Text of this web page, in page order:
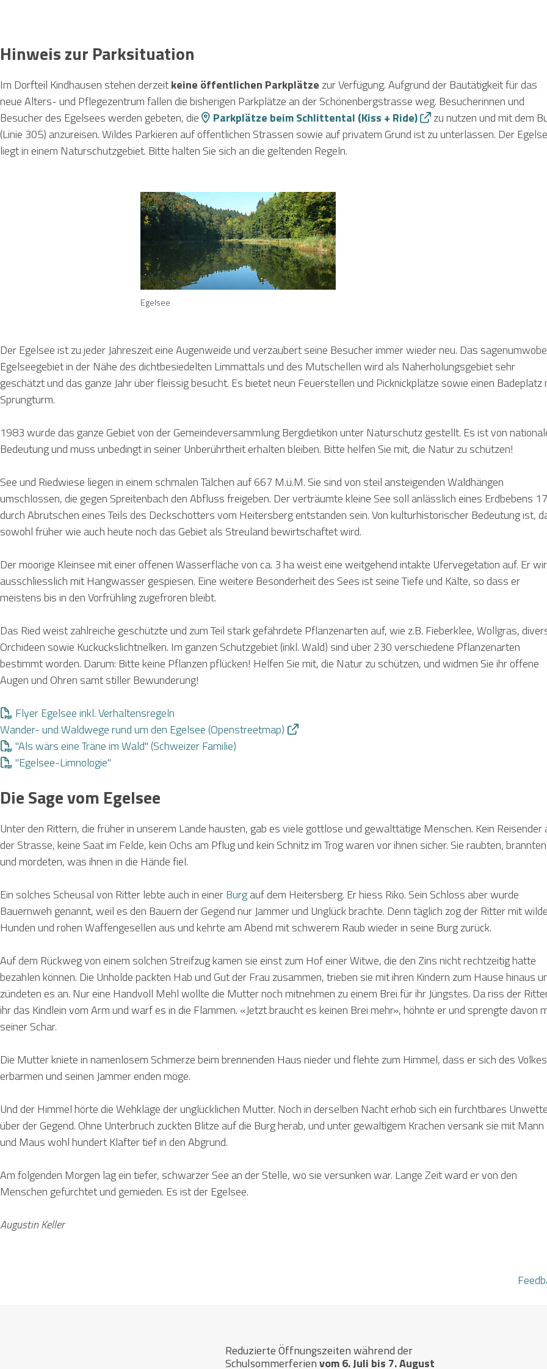
Hinweis zur Parksituation
Im Dorfteil Kindhausen stehen derzeitkeine öffentlichen Parkplätze zur Verfügung. Aufgrund der Bautätigkeit für das
neue Alters- und Pflegezentrum fallen die bisherigen Parkplätze an der Schönenbergstrasse weg. Besucherinnen und
Besucher des Egelsees werden gebeten, die
Parkplätze beim Schlittental (Kiss + Ride)
zu nutzen und mit dem
(Linie 305) anzureisen. Wildes Parkieren auf öffentlichen Strassen sowie auf privatem Grund ist zu unterlassen. Der
liegt in einem Naturschutzgebiet. Bitte halten Sie sich an die geltenden Regeln.
Egelsee
Der Egelsee ist zu jeder Jahreszeit eine Augenweide und verzaubert seine Besucher immer wieder neu. Das
Egelseegebiet in der Nähe des dichtbesiedelten Limmattals und des Mutschellen wird als Naherholungsgebiet sehr
geschätzt und das ganze Jahr über fleissig besucht. Es bietet neun Feuerstellen und Picknickplätze sowie einen Badeplatz
Sprungturm.
1983 wurde das ganze Gebiet von der Gemeindeversammlung Bergdietikon unter Naturschutz gestellt. Es ist von
Bedeutung und muss unbedingt in seiner Unberührtheit erhalten bleiben. Bitte helfen Sie mit, die Natur zu schützen!
See und Riedwiese liegen in einem schmalen Tälchen auf667 M.ü.M. Sie sind von steil ansteigenden Waldhängen
umschlossen, die gegen Spreitenbach den Abfluss freigeben. Der verträumte kleine See soll anlässlich eines Erdbebens
durch Abrutschen eines Teils des Deckschotters vom Heitersberg entstanden sein. Von kulturhistorischer Bedeutung ist,
sowohl früher wie auch heute noch das Gebiet als Streuland bewirtschaftet wird.
Der moorige Kleinsee mit einer offenen Wasserfläche vonca. 3 haweist eine weitgehend intakte Ufervegetation auf. Er
ausschliesslich mit Hangwasser gespiesen. Eine weitere Besonderheit des Sees ist seine Tiefe und Kälte, so dass er
meistens bis in den Vorfrühling zugefroren bleibt.
Das Ried weist zahlreiche geschützte und zum Teil stark gefährdete Pflanzenarten auf, wie z.B. Fieberklee, Wollgras,
Orchideen sowie Kuckuckslichtnelken. Im ganzen Schutzgebiet(inkl. Wald) sind über 230 verschiedene Pflanzenarten
bestimmt worden. Darum: Bittekeine Pflanzen pflücken! Helfen Sie mit, die Natur zu schützen, und widmen Sie ihr offene
Augen und Ohren samt stiller Bewunderung!
Flyer Egelsee inkl. Verhaltensregeln
Wander- und Waldwege rund um den Egelsee (Openstreetmap)
"Als wärs eine Träne im Wald" (Schweizer Familie)
"Egelsee-Limnologie"
Die Sage vom Egelsee
Unter den Rittern, die früher in unserem Lande hausten, gab es viele gottlose und gewalttätige Menschen. Kein Reisender
der Strasse, keine Saat im Felde, kein Ochs am Pflug und kein Schnitz im Trog waren vor ihnen sicher. Sie raubten, brannten
und mordeten, was ihnen in die Hände fiel.
Ein solches Scheusal von Ritter lebte auch in einerBurgauf dem Heitersberg. Er hiess Riko. Sein Schloss aber wurde
Bauernweh genannt, weil es den Bauern der Gegend nur Jammer und Unglück brachte. Denn täglich zog der Ritter mit
Hunden und rohen Waffengesellen aus und kehrte am Abend mit schwerem Raub wieder in seine Burg zurück.
Auf dem Rückweg von einem solchen Streifzug kamen sie einst zum Hof einer Witwe, die den Zins nicht rechtzeitig hatte
bezahlen können. Die Unholde packten Hab und Gut der Frau zusammen, trieben sie mit ihren Kindern zum Hause hinaus
zündeten es an. Nur eine Handvoll Mehl wollte die Mutter noch mitnehmen zu einem Brei für ihr Jüngstes. Da riss der
ihr das Kindlein vom Arm und warf es in die Flammen. «Jetzt braucht es keinen Brei mehr», höhnte er und sprengte davon
seiner Schar.
Die Mutter kniete in namenlosem Schmerze beim brennenden Haus nieder und flehte zum Himmel, dass er sich des Volkes
erbarmen und seinen Jammer enden möge.
Und der Himmel hörte die Wehklage der unglücklichen Mutter. Noch in derselben Nacht erhob sich ein furchtbares
über der Gegend. Ohne Unterbruch zuckten Blitze auf die Burg herab, und unter gewaltigem Krachen versank sie mit Mann
und Maus wohl hundert Klafter tief in den Abgrund.
Am folgenden Morgen lag ein tiefer, schwarzer See an der Stelle, wo sie versunken war. Lange Zeit ward er von den
Menschen gefürchtet und gemieden. Es ist der Egelsee.
Augustin Keller
Reduzierte Öffnungszeiten während der
Schulsommerferienvom 6. Juli bis 7. August